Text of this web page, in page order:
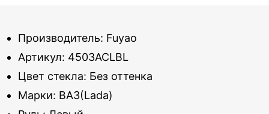
Производитель: Fuyao
Артикул: 4503ACLBL
Цвет стекла: Без оттенка
Марки: ВАЗ(Lada)